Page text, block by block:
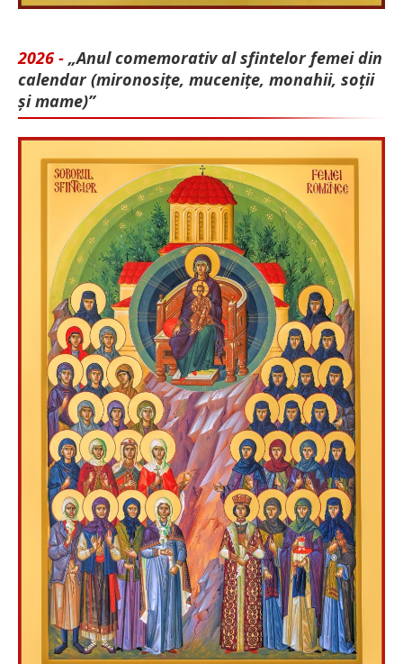
2026 - „Anul comemorativ al sfintelor femei din
calendar (mironosițe, mu­cenițe, monahii, soții
și mame)”